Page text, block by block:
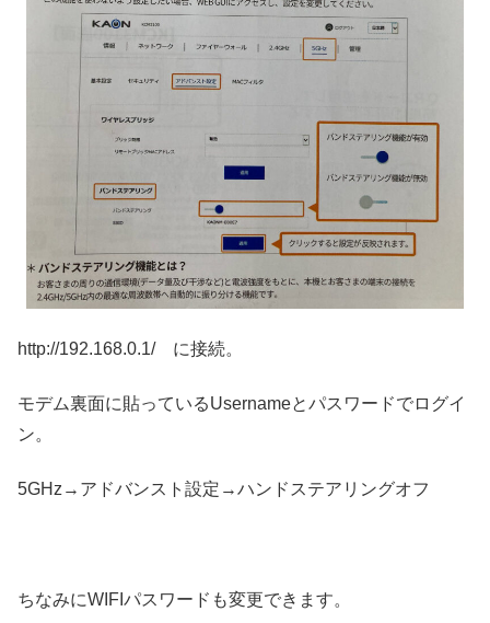
http://192.168.0.1/ に接続。
モデム裏面に貼っているUsernameとパスワードでログイ
ン。
5GHz→アドバンスト設定→ハンドステアリングオフ
ちなみにWIFIパスワードも変更できます。